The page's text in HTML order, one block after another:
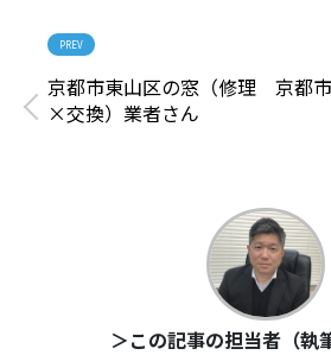
PREV
京都市東山区の窓（修理
×交換）業者さん
京都
＞この記事の担当者（執